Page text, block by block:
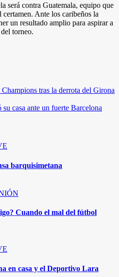
será contra Guatemala, equipo que
Ante los caribeños la
un resultado amplio para aspirar a
torneo.
tras la derrota del Girona
casa ante un fuerte Barcelona
barquisimetana
Cuando el mal del fútbol
en casa y el Deportivo Lara